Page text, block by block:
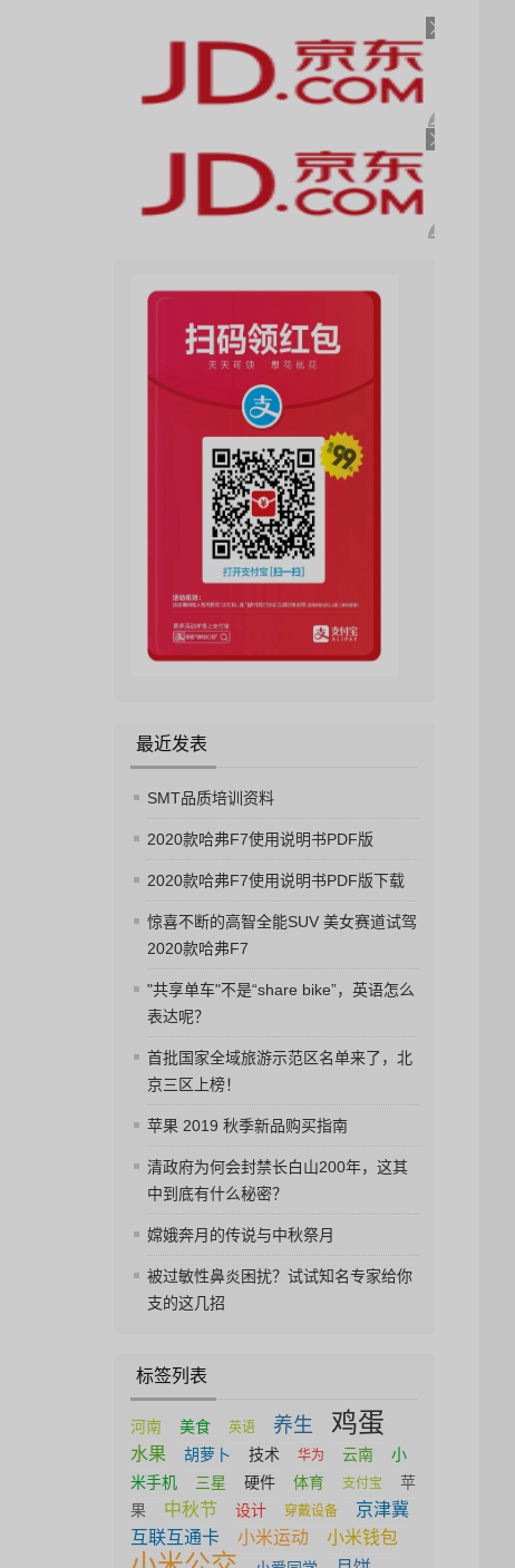
最近发表
SMT品质培训资料
2020款哈弗F7使用说明书PDF版
2020款哈弗F7使用说明书PDF版下载
惊喜不断的高智全能SUV 美女赛道试驾
2020款哈弗F7
"共享单车"不是“share bike”，英语怎么
表达呢？
首批国家全域旅游示范区名单来了，北
京三区上榜！
苹果 2019 秋季新品购买指南
清政府为何会封禁长白山200年，这其
中到底有什么秘密？
嫦娥奔月的传说与中秋祭月
被过敏性鼻炎困扰？试试知名专家给你
支的这几招
标签列表
河南 美食 英语 养生 鸡蛋
水果 胡萝卜 技术 华为 云南
小
米手机
三星 硬件 体育 支付宝
苹
果
中秋节 设计 穿戴设备
京津冀
互联互通卡
小米运动 小米钱包